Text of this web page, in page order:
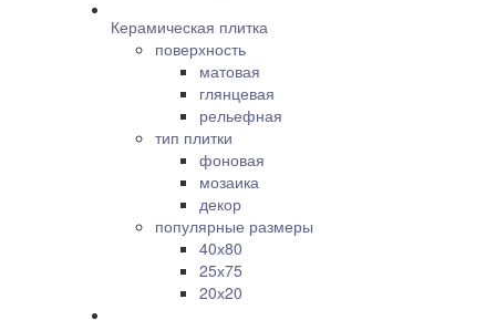
Керамическая плитка
поверхность
матовая
глянцевая
рельефная
тип плитки
фоновая
мозаика
декор
популярные размеры
40х80
25х75
20х20